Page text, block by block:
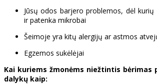
Jūsų odos barjero problemos, dėl kurių
ir patenka mikrobai
Šeimoje yra kitų alergijų ar astmos
Egzemos sukėlėjai
Kai kuriems žmonėms niežtintis bėrimas
dalykų kaip: